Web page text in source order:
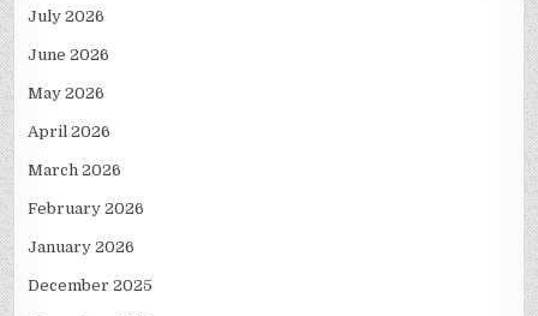
July 2026
June 2026
May 2026
April 2026
March 2026
February 2026
January 2026
December 2025